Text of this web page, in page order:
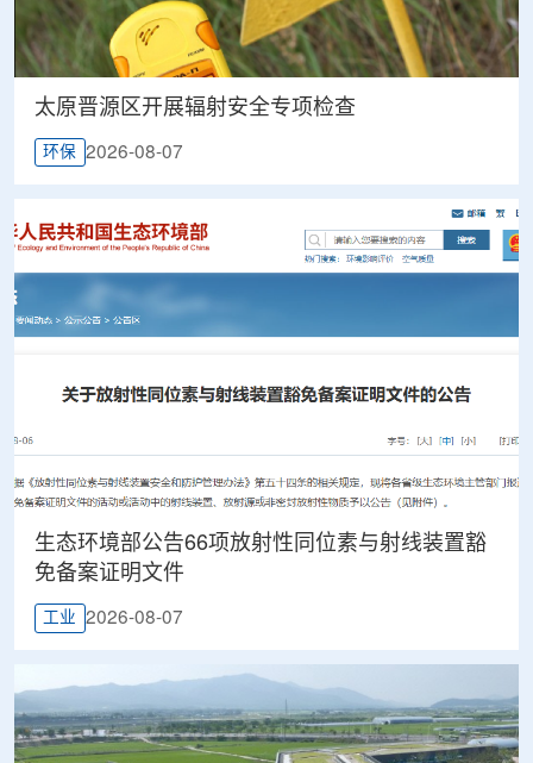
太原晋源区开展辐射安全专项检查
环保 2026-08-07
生态环境部公告66项放射性同位素与射线装置豁
免备案证明文件
工业 2026-08-07